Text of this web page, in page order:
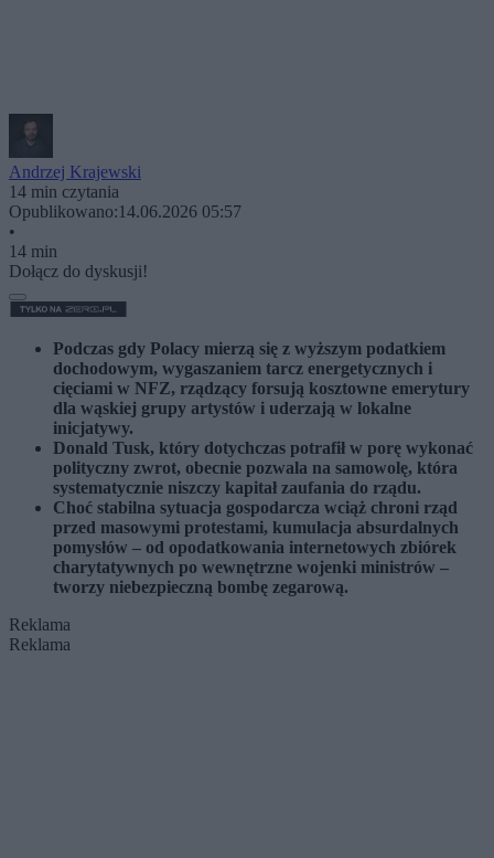
Andrzej Krajewski
14 min czytania
Opublikowano:14.06.2026 05:57
•
14 min
Dołącz do dyskusji!
Podczas gdy Polacy mierzą się z wyższym podatkiem
dochodowym, wygaszaniem tarcz energetycznych i
cięciami w NFZ, rządzący forsują kosztowne emerytury
dla wąskiej grupy artystów i uderzają w lokalne
inicjatywy.
Donald Tusk, który dotychczas potrafił w porę wykonać
polityczny zwrot, obecnie pozwala na samowolę, która
systematycznie niszczy kapitał zaufania do rządu.
Choć stabilna sytuacja gospodarcza wciąż chroni rząd
przed masowymi protestami, kumulacja absurdalnych
pomysłów – od opodatkowania internetowych zbiórek
charytatywnych po wewnętrzne wojenki ministrów –
tworzy niebezpieczną bombę zegarową.
Reklama
Reklama